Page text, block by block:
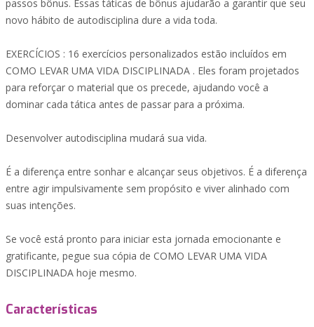
passos bônus. Essas táticas de bônus ajudarão a garantir que seu
novo hábito de autodisciplina dure a vida toda.
EXERCÍCIOS : 16 exercícios personalizados estão incluídos em
COMO LEVAR UMA VIDA DISCIPLINADA . Eles foram projetados
para reforçar o material que os precede, ajudando você a
dominar cada tática antes de passar para a próxima.
Desenvolver autodisciplina mudará sua vida.
É a diferença entre sonhar e alcançar seus objetivos. É a diferença
entre agir impulsivamente sem propósito e viver alinhado com
suas intenções.
Se você está pronto para iniciar esta jornada emocionante e
gratificante, pegue sua cópia de COMO LEVAR UMA VIDA
DISCIPLINADA hoje mesmo.
Características